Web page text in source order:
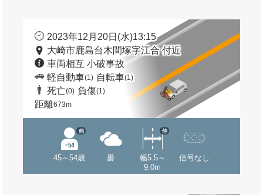
2023年12月20日(水)13:15
大崎市鹿島台木間塚字江合 付近
車両相互 小破事故
軽自動車(1) 自転車(1)
死亡(0) 負傷(1)
距離673m
45～54歳
他
曇
幅5.5～
9.0m
他
信号なし